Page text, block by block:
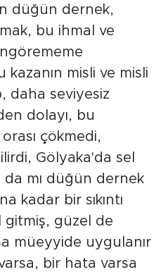
düğün dernek,
bu ihmal ve
kazanın misli ve misli
daha seviyesiz
dolayı, bu
çökmedi,
Gölyaka'da sel
mı düğün dernek
kadar bir sıkıntı
gitmiş, güzel de
müeyyide uygulanır
bir hata varsa